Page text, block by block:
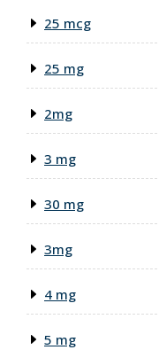
25 mcg
25 mg
2mg
3 mg
30 mg
3mg
4 mg
5 mg